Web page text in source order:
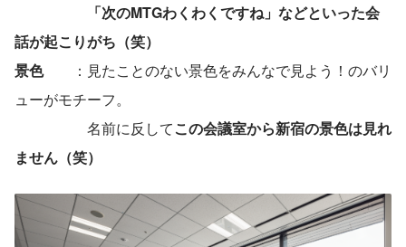
「次のMTGわくわくですね」などといった会
話が起こりがち（笑）
景色
：見たことのない景色をみんなで見よう！のバリ
ューがモチーフ。
名前に反してこの会議室から新宿の景色は見れ
ません（笑）